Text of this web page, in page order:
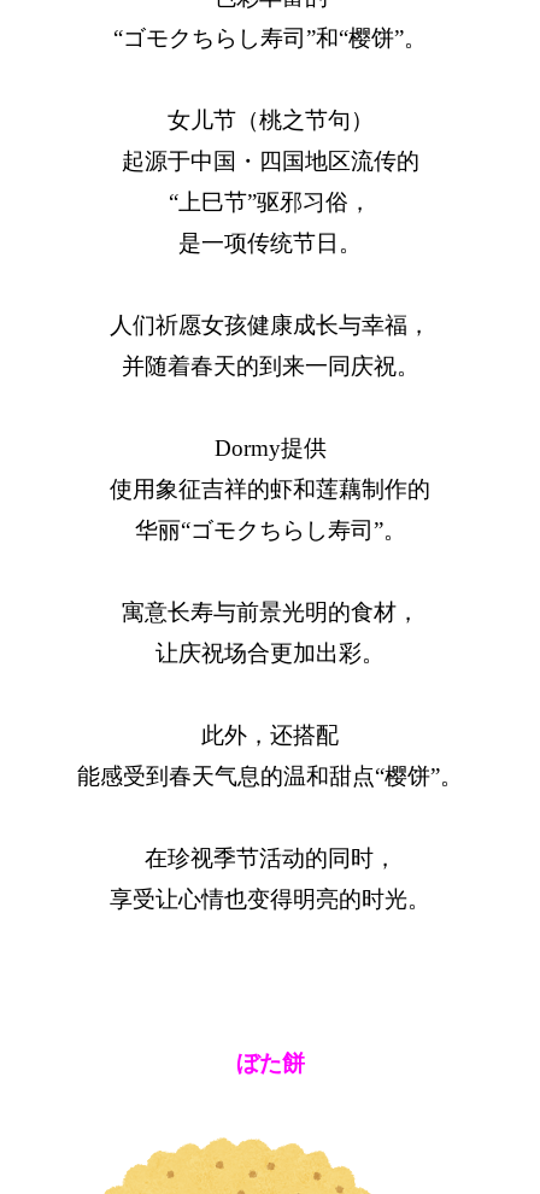
“ゴモクちらし寿司”和“樱饼”。
女儿节（桃之节句）
起源于中国・四国地区流传的
“上巳节”驱邪习俗，
是一项传统节日。
人们祈愿女孩健康成长与幸福，
并随着春天的到来一同庆祝。
Dormy提供
使用象征吉祥的虾和莲藕制作的
华丽“ゴモクちらし寿司”。
寓意长寿与前景光明的食材，
让庆祝场合更加出彩。
此外，还搭配
能感受到春天气息的温和甜点“樱饼”。
在珍视季节活动的同时，
享受让心情也变得明亮的时光。
ぼた餅